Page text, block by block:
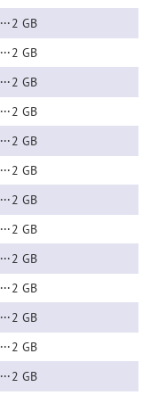
2 GB
2 GB
2 GB
2 GB
2 GB
2 GB
2 GB
2 GB
2 GB
2 GB
2 GB
2 GB
2 GB